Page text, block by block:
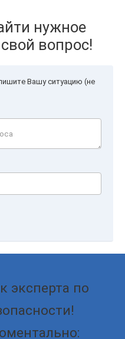
нужное
вопрос!
Вашу ситуацию (не
эксперта по